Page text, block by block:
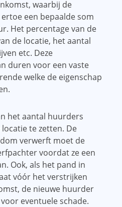
waarbij de
een bepaalde som
Het percentage van de
de locatie, het aantal
etc. Deze
duren voor een vaste
welke de eigenschap
het aantal huurders
te zetten. De
verwerft moet de
voordat ze een
Ook, als het pand in
vóór het verstrijken
de nieuwe huurder
eventuele schade.